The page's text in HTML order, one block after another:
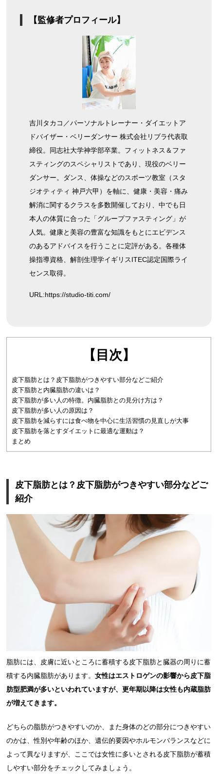
【監修者プロフィール】
吉川タカコ／パーソナルトレーナー・ダイエットア
ドバイザー・ベリーダンサー 株式会社リブラ代表取
締役。同志社大学神学部卒業。フィットネス＆ファ
スティングのスペシャリストであり、現役のベリー
ダンサー。ダンス、体操などのスポーツ教室（スタ
ジオティティ 神戸六甲）を軸に、健康・美容・痛み
解消に関するクラスを多数開催しており、中でも日
本人の体質に合った「グループファスティング」が
人気。健康と美容の豊富な知識をもとにエビデンス
のあるアドバイスを行うことに定評がある。各種体
操指導資格、解剖生理学イギリスITEC認定国際ライ
センス取得。
URL:https://studio-titi.com/
【目次】
皮下脂肪とは？皮下脂肪がつきやすい部分などご紹介
皮下脂肪と内臓脂肪の違いは？
皮下脂肪が多い人の特徴。内臓脂肪との見分け方は？
皮下脂肪が多い人の原因は？
皮下脂肪を減らすには食べ物を中心に生活習慣の見直しが大事
皮下脂肪を落とすダイエットに最適な運動は？
まとめ
皮下脂肪とは？皮下脂肪がつきやすい部分などご
紹介
脂肪には、皮膚に近いところに蓄積する皮下脂肪と臓器の周りに蓄
積する内臓脂肪があります。女性はエストロゲンの影響から皮下脂
肪型肥満が多いといわれていますが、更年期以降は女性も内蔵脂肪
が増えてきます。
どちらの脂肪がつきやすいのか、また身体のどの部分につきやすい
のかは、性別や年齢のほか、遺伝的要因やホルモンバランスなどに
よって異なりますが、ここでは女性に多いとされる皮下脂肪が蓄積
しやすい部分をチェックしてみましょう。